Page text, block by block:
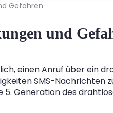
Gefahren
und
einen Anruf über ein
SMS-Nachrichten
5. Generation des